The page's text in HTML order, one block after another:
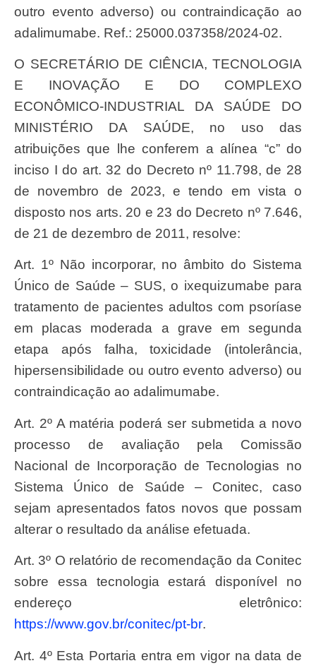
outro evento adverso) ou contraindicação ao
adalimumabe. Ref.: 25000.037358/2024-02.
O SECRETÁRIO DE CIÊNCIA, TECNOLOGIA
E INOVAÇÃO E DO COMPLEXO
ECONÔMICO-INDUSTRIAL DA SAÚDE DO
MINISTÉRIO DA SAÚDE, no uso das
atribuições que lhe conferem a alínea “c” do
inciso I do art. 32 do Decreto nº 11.798, de 28
de novembro de 2023, e tendo em vista o
disposto nos arts. 20 e 23 do Decreto nº 7.646,
de 21 de dezembro de 2011, resolve:
Art. 1º Não incorporar, no âmbito do Sistema
Único de Saúde – SUS, o ixequizumabe para
tratamento de pacientes adultos com psoríase
em placas moderada a grave em segunda
etapa após falha, toxicidade (intolerância,
hipersensibilidade ou outro evento adverso) ou
contraindicação ao adalimumabe.
Art. 2º A matéria poderá ser submetida a novo
processo de avaliação pela Comissão
Nacional de Incorporação de Tecnologias no
Sistema Único de Saúde – Conitec, caso
sejam apresentados fatos novos que possam
alterar o resultado da análise efetuada.
Art. 3º O relatório de recomendação da Conitec
sobre essa tecnologia estará disponível no
endereço eletrônico:
https://www.gov.br/conitec/pt-br.
Art. 4º Esta Portaria entra em vigor na data de